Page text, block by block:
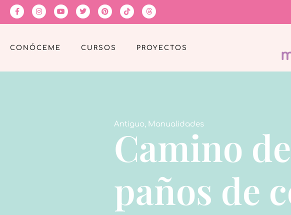
CONÓCEME CURSOS PROYECTOS
Antiguo, Manualidades
Camino
paños de